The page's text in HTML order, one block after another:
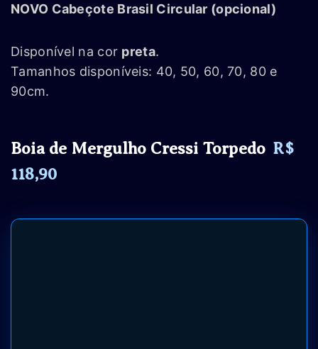
NOVO Cabeçote Brasil Circular (opcional)
Disponível na cor preta.
Tamanhos disponíveis: 40, 50, 60, 70, 80 e
90cm.
Boia de Mergulho Cressi Torpedo R$
118,90